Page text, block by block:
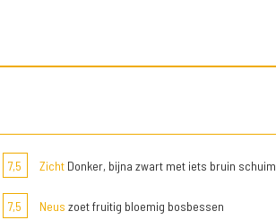
7,5 ZichtDonker, bijna zwart met iets bruin schuim
7,5 Neus zoet fruitig bloemig bosbessen